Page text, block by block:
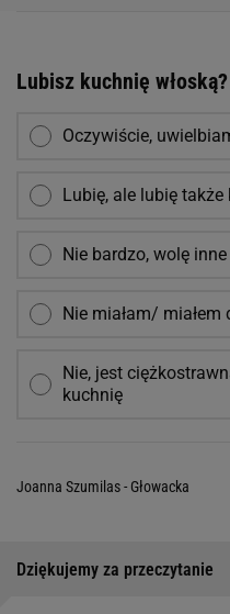
Lubisz kuchnię włoską?
Oczywiście,
Lubię, ale lubię
Nie bardzo, wolę
Nie miałam/
Nie, jest
kuchnię
Joanna Szumilas - Głowacka
Dziękujemy za przeczytanie